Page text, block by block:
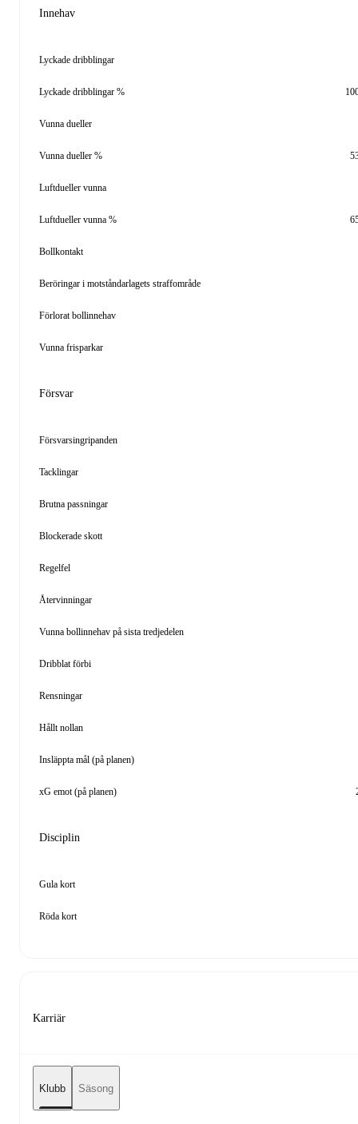
Innehav
Lyckade dribblingar
Lyckade dribblingar %
Vunna dueller
Vunna dueller %
Luftdueller vunna
Luftdueller vunna %
Bollkontakt
Beröringar i motståndarlagets straffområde
Förlorat bollinnehav
Vunna frisparkar
Försvar
Försvarsingripanden
Tacklingar
Brutna passningar
Blockerade skott
Regelfel
Återvinningar
Vunna bollinnehav på sista tredjedelen
Dribblat förbi
Rensningar
Hållt nollan
Insläppta mål (på planen)
xG emot (på planen)
Disciplin
Gula kort
Röda kort
Karriär
Klubb Säsong